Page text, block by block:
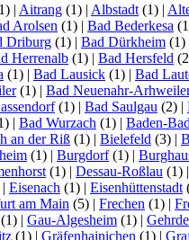
| Aitrang (1) | Albstadt (1) |
Arolsen (1) | Bad Bederkesa
Driburg (1) | Bad Dürkheim (1)
Herrenalb (1) | Bad Hersfeld
(1) | Bad Lausick (1) | Bad
(1) | Bad Neuenahr-
(1) | Bad Saulgau (2) |
| Bad Wurzach (1) | Baden-
an der Riß (1) | Bielefeld (3) |
(1) | Burgdorf(1) |
(1) | Dessau-Roßlau (1) |
| Eisenach (1) | Eisenhüttenstadt
am Main (5) | Frechen (1) |
(1) | Gau-Algesheim (1) |
(1) | Gräfenhainichen (1) |